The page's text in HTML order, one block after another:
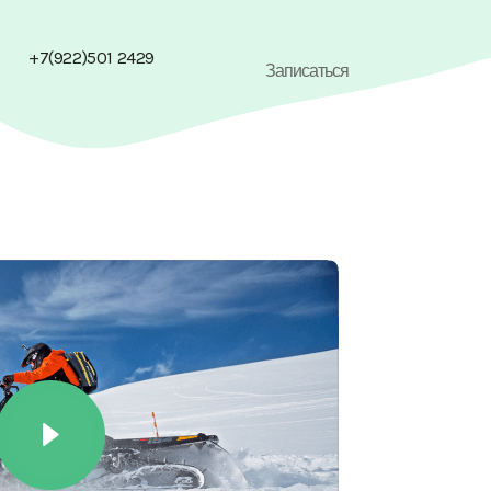
Записаться
+7(922)501 2429